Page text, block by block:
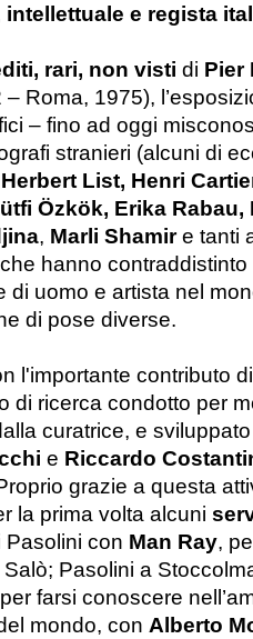
intellettuale e regista
rari, non visti di Pier
Roma, 1975),
– fino ad oggi
stranieri (alcuni di
List, Henri
Özkök, Erika Rabau,
, Marli Shamire tanti
che hanno
di uomo e artista nel
di pose diverse.
l'importante contributo
di ricerca condotto per
curatrice, e
e Riccardo
grazie a questa
la prima volta alcuni
Pasolini con Man Ray,
Pasolini a
farsi conoscere
mondo, con Alberto